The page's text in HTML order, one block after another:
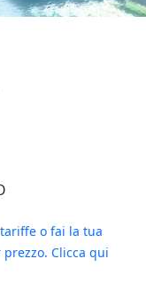
o fai la tua
Clicca qui